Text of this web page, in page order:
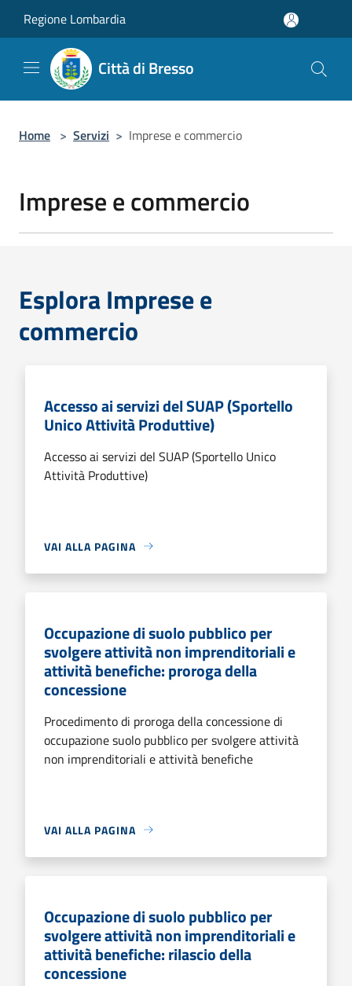
Regione Lombardia
Città di Bresso
Home > Servizi > Imprese e commercio
Imprese e commercio
Esplora Imprese e
commercio
Accesso ai servizi del SUAP (Sportello
Unico Attività Produttive)
Accesso ai servizi del SUAP (Sportello Unico
Attività Produttive)
VAI ALLA PAGINA
Occupazione di suolo pubblico per
svolgere attività non imprenditoriali e
attività benefiche: proroga della
concessione
Procedimento di proroga della concessione di
occupazione suolo pubblico per svolgere attività
non imprenditoriali e attività benefiche
VAI ALLA PAGINA
Occupazione di suolo pubblico per
svolgere attività non imprenditoriali e
attività benefiche: rilascio della
concessione